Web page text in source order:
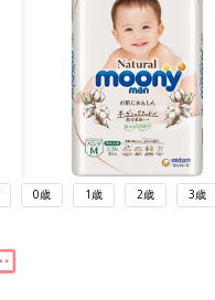
0歳 1歳 2歳 3歳